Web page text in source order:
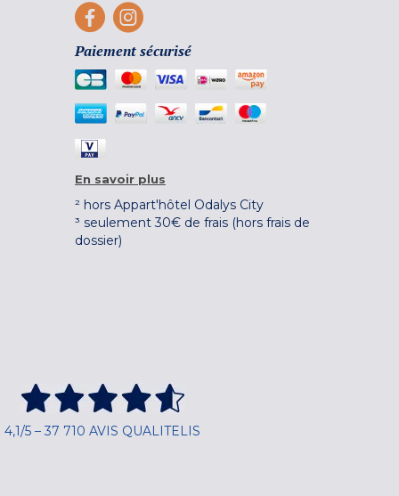
Paiement sécurisé
En savoir plus
² hors Appart'hôtel Odalys City
³ seulement 30€ de frais (hors frais de
dossier)
4,1/5 – 37 710 AVIS QUALITELIS